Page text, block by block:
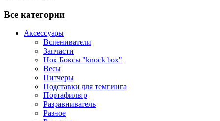
Все категории
Аксессуары
Вспениватели
Запчасти
Нок-Боксы "knock box"
Весы
Питчеры
Подставки для темпинга
Портафильтр
Разравниватель
Разное